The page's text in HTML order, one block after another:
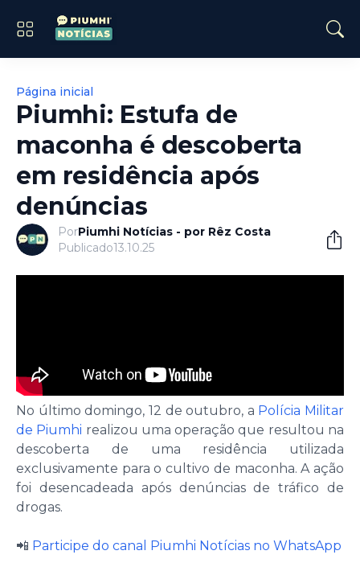
Página inicial
Piumhi: Estufa de
maconha é descoberta
em residência após
denúncias
PorPiumhi Notícias - por Rêz Costa
Publicado13.10.25
No último domingo, 12 de outubro, a Polícia Militar
de Piumhi realizou uma operação que resultou na
descoberta de uma residência utilizada
exclusivamente para o cultivo de maconha. A ação
foi desencadeada após denúncias de tráfico de
drogas.
📲 Participe do canal Piumhi Notícias no WhatsApp